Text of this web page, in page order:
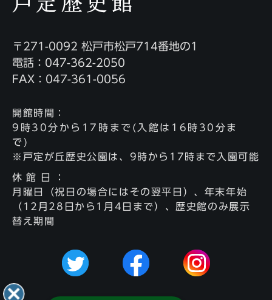
〒271-0092 松戸市松戸714番地の1
電話：047-362-2050
FAX：047-361-0056
開館時間
：
9時30分から17時まで(入館は16時30分ま
で)
※戸定が丘歴史公園は、9時から17時まで入園可能
休館日
：
月曜日（祝日の場合にはその翌平日）、年末年始
（12月28日から1月4日まで）、歴史館のみ展示
替え期間